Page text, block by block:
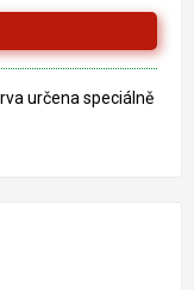
určena speciálně